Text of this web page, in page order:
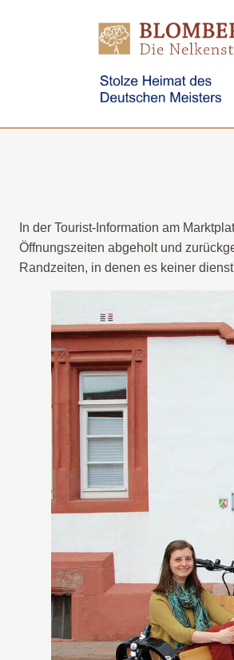
In der Tourist-Information am
Öffnungszeiten abgeholt und
Randzeiten, in denen es keiner